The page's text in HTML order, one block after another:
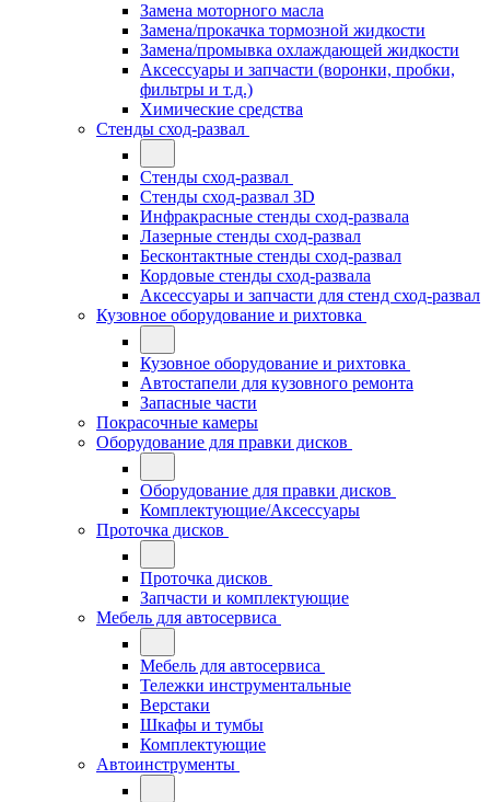
Замена моторного масла
Замена/прокачка тормозной жидкости
Замена/промывка охлаждающей жидкости
Аксессуары и запчасти (воронки, пробки,
фильтры и т.д.)
Химические средства
Стенды сход-развал
Стенды сход-развал
Стенды сход-развал 3D
Инфракрасные стенды сход-развала
Лазерные стенды сход-развал
Бесконтактные стенды сход-развал
Кордовые стенды сход-развала
Аксессуары и запчасти для стенд сход-развал
Кузовное оборудование и рихтовка
Кузовное оборудование и рихтовка
Автостапели для кузовного ремонта
Запасные части
Покрасочные камеры
Оборудование для правки дисков
Оборудование для правки дисков
Комплектующие/Аксессуары
Проточка дисков
Проточка дисков
Запчасти и комплектующие
Мебель для автосервиса
Мебель для автосервиса
Тележки инструментальные
Верстаки
Шкафы и тумбы
Комплектующие
Автоинструменты